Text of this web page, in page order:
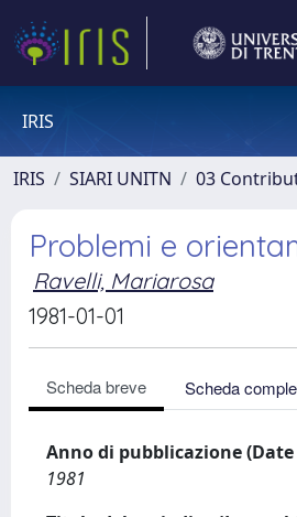
IRIS
IRIS SIARI UNITN 03
Problemi e
Ravelli, Mariarosa
1981-01-01
Scheda breve Scheda
Anno di pubblicazione
1981